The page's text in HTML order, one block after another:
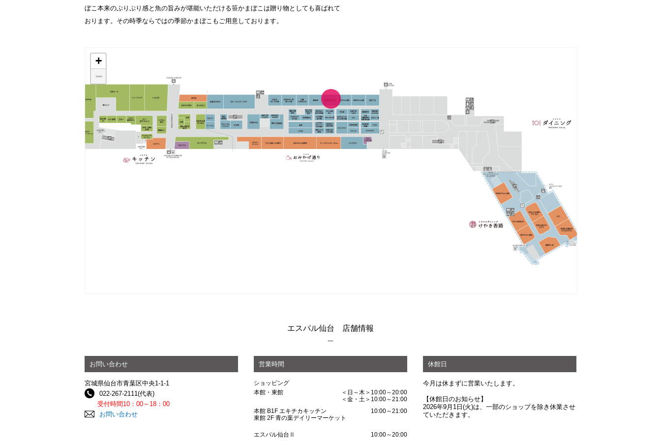
ぼこ本来のぷりぷり感と魚の旨みが堪能いただける笹かまぼこは贈り物としても喜ばれて
おります。その時季ならではの季節かまぼこもご用意しております。
+
−
エスパル仙台 店舗情報
お問い合わせ
宮城県仙台市青葉区中央1-1-1
022-267-2111(代表)
受付時間10：00～18：00
お問い合わせ
営業時間
ショッピング
本館・東館
＜日～木＞10:00～20:00
＜金・土＞10:00～21:00
本館 B1F エキチカキッチン
東館 2F 青の葉デイリーマーケット
10:00～21:00
エスパル仙台Ⅱ
10:00～20:00
休館日
今月は休まずに営業いたします。
【休館日のお知らせ】
2026年9月1日(火)は、一部のショップを除き休業させ
ていただきます。